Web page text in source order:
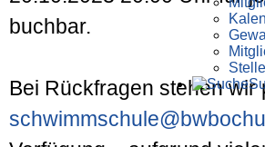
buchbar.
Bei Rückfragen stehen wir